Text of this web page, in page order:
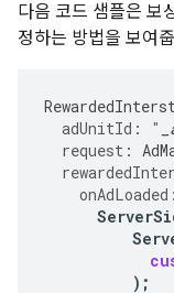
다음 코드 샘플은 보
정하는 방법을 보여
adUnitId:
"
request:
onAdLoaded:
);